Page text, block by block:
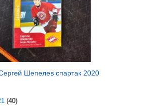
Шепелев спартак 2020
(40)